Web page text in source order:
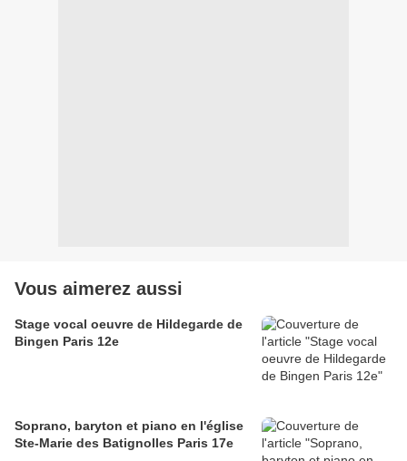
Vous aimerez aussi
Stage vocal oeuvre de Hildegarde de
Bingen Paris 12e
Soprano, baryton et piano en l'église
Ste-Marie des Batignolles Paris 17e